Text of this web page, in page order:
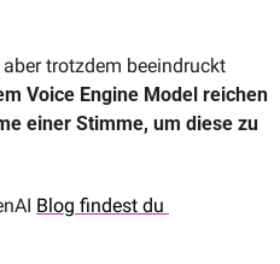
trotzdem beeindruckt
Voice Engine Model reichen
einer Stimme, um diese zu
Blog findest du